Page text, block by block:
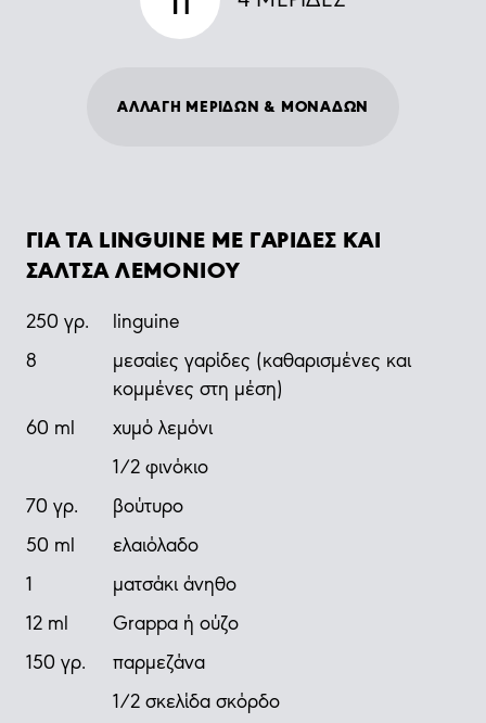
ΑΛΛΑΓΗ ΜΕΡΙΔΩΝ & ΜΟΝΑΔΩΝ
ΓΙΑ ΤΑ LINGUINE ΜΕ ΓΑΡΙΔΕΣ ΚΑΙ
ΣΑΛΤΣΑ ΛΕΜΟΝΙΟΥ
250 γρ.
linguine
8
μεσαίες γαρίδες (καθαρισμένες και
κομμένες στη μέση)
60 ml
χυμό λεμόνι
1/2 φινόκιο
70 γρ.
βούτυρο
50 ml
ελαιόλαδο
1
ματσάκι άνηθο
12 ml
Grappa ή ούζο
150 γρ.
παρμεζάνα
1/2 σκελίδα σκόρδο